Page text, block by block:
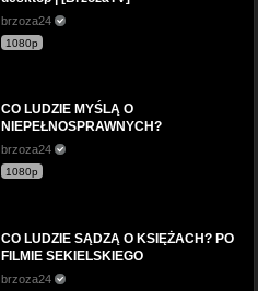
brzoza24
1080p
CO LUDZIE MYŚLĄ O
NIEPEŁNOSPRAWNYCH?
brzoza24
1080p
CO LUDZIE SĄDZĄ O KSIĘŻACH? PO
FILMIE SEKIELSKIEGO
brzoza24